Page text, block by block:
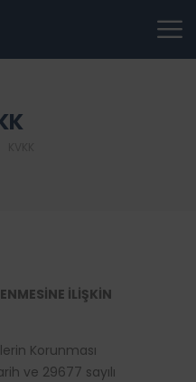
İLİŞKİN
Korunması
ve 29677 sayılı